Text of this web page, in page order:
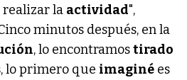
realizar la actividad",
minutos después, en la
, lo encontramostirado
lo primero que imaginé es